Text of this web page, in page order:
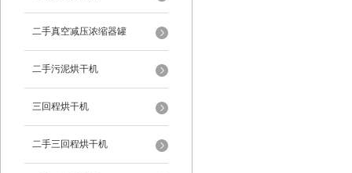
二手真空减压浓缩器罐
二手污泥烘干机
三回程烘干机
二手三回程烘干机